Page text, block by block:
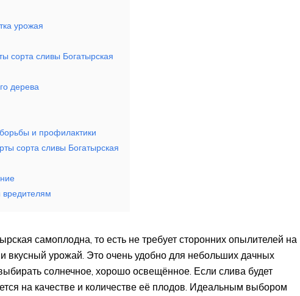
урожая
сорта сливы Богатырская
дерева
и профилактики
сорта сливы Богатырская
вредителям
самоплодна, то есть не требует сторонних опылителей на
вкусный урожай. Это очень удобно для небольших дачных
солнечное, хорошо освещённое. Если слива будет
на качестве и количестве её плодов. Идеальным выбором